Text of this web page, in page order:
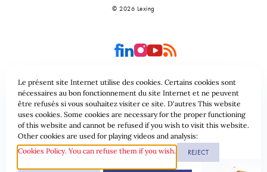
© 2026 Lexing
Seitenübersicht Allgemeine geschäftsbedingungen
Datenschutzrichtlinie & Cookies
Website erstellt durch
Le présent site Internet utilise des cookies. Certains cookies sont
nécessaires au bon fonctionnement du site Internet et ne peuvent
être refusés si vous souhaitez visiter ce site. D'autres This website
uses cookies. Some cookies are necessary for the proper functioning
of this website and cannot be refused if you wish to visit this website.
Other cookies are used for playing videos and analysis:
Cookies Policy. You can refuse them if you wish.
REJECT